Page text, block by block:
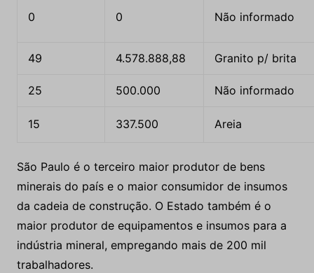
0 0 Não informado
49 4.578.888,88 Granito p/ brita
25 500.000 Não informado
15 337.500 Areia
São Paulo é o terceiro maior produtor de bens
minerais do país e o maior consumidor de insumos
da cadeia de construção. O Estado também é o
maior produtor de equipamentos e insumos para a
indústria mineral, empregando mais de 200 mil
trabalhadores.